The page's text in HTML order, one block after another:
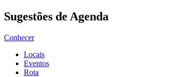
Sugestões de Agenda
Conhecer
Locais
Eventos
Rota